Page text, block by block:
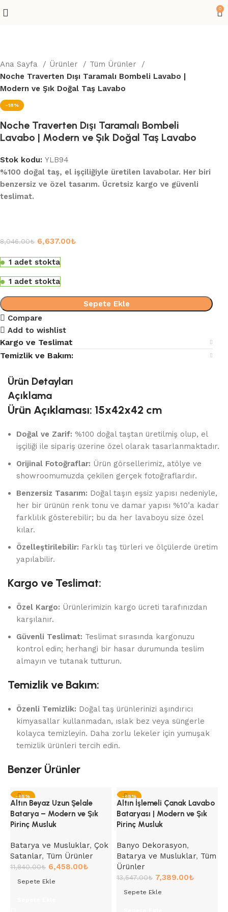
0
Ana Sayfa Ürünler
Tüm Ürünler
Noche Traverten Dışı Taramalı Bombeli Lavabo |
Modern ve Şık Doğal Taş Lavabo
-18%
Noche Traverten Dışı Taramalı Bombeli
Lavabo | Modern ve Şık Doğal Taş Lavabo
Stok kodu:YLB94
%100 doğal taş, el işçiliğiyle üretilen lavabolar. Her biri
benzersiz ve özel tasarım. Ücretsiz kargo ve güvenli
teslimat.
8,046.00₺ 6,637.00₺
1 adet stokta
1 adet stokta
Sepete Ekle
Compare
Add to wishlist
Kargo ve Teslimat
Temizlik ve Bakım:
Ürün Detayları
Açıklama
Ürün Açıklaması: 15x42x42 cm
Doğal ve Zarif: %100 doğal taştan üretilmiş olup, el
işçiliği ile sipariş üzerine özel olarak tasarlanmaktadır.
Orijinal Fotoğraflar: Ürün görsellerimiz, atölye ve
showroomumuzda çekilen gerçek fotoğraflardır.
Benzersiz Tasarım: Doğal taşın eşsiz yapısı nedeniyle,
her bir ürünün renk tonu ve damar yapısı %10’a kadar
farklılık gösterebilir; bu da her lavaboyu size özel
kılar.
Özelleştirilebilir: Farklı taş türleri ve ölçülerde üretim
yapılabilir.
Kargo ve Teslimat:
Özel Kargo: Ürünlerimizin kargo ücreti tarafınızdan
karşılanır.
Güvenli Teslimat: Teslimat sırasında kargonuzu
kontrol edin; herhangi bir hasar durumunda teslim
almayın ve tutanak tutturun.
Temizlik ve Bakım:
Özenli Temizlik: Doğal taş ürünlerinizi aşındırıcı
kimyasallar kullanmadan, ıslak bez veya süngerle
kolayca temizleyin. Daha zorlu lekeler için yumuşak
temizlik ürünleri tercih edin.
Benzer Ürünler
-45%
Altın Beyaz Uzun Şelale
Batarya – Modern ve Şık
Pirinç Musluk
Batarya ve Musluklar, Çok
Satanlar, Tüm Ürünler
11,840.00₺ 6,458.00₺
Sepete Ekle
-45%
Altın İşlemeli Çanak Lavabo
Bataryası | Modern ve Şık
Pirinç Musluk
Banyo Dekorasyon,
Batarya ve Musluklar, Tüm
Ürünler
13,547.00₺ 7,389.00₺
Sepete Ekle